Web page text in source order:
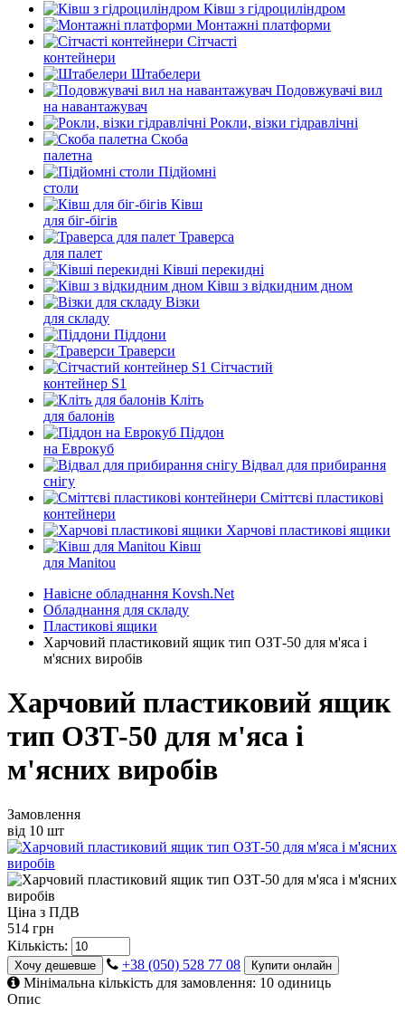
Ківш з гідроциліндром
Монтажні платформи
Сітчасті
контейнери
Штабелери
Подовжувачі вил
на навантажувач
Рокли, візки гідравлічні
Скоба
палетна
Підйомні
столи
Ківш
для біг-бігів
Траверса
для палет
Ківші перекидні
Ківш з відкидним дном
Візки
для складу
Піддони
Траверси
Сітчастий
контейнер S1
Кліть
для балонів
Піддон
на Еврокуб
Відвал для прибирання
снігу
Cміттєві пластикові
контейнери
Харчові пластикові ящики
Ківш
для Manitou
Навісне обладнання Kovsh.Net
Обладнання для складу
Пластикові ящики
Харчовий пластиковий ящик тип ОЗТ-50 для м'яса і
м'ясних виробів
Харчовий пластиковий ящик
тип ОЗТ-50 для м'яса і
м'ясних виробів
Замовлення
від 10 шт
Ціна з ПДВ
514 грн
Кількість:
Хочу дешевше +38 (050) 528 77 08 Купити онлайн
Мінімальна кількість для замовлення: 10 одиниць
Опис